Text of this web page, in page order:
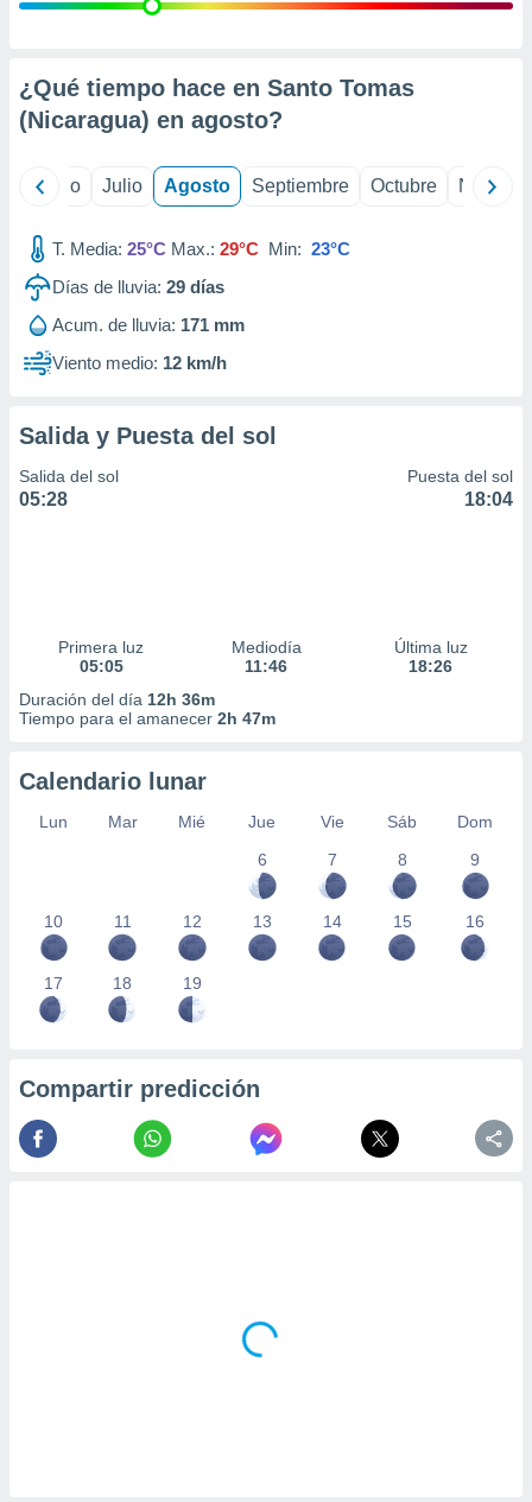
e
mediante
de
1199
¿Qué tiempo hace en Santo Tomas
(Nicaragua) en agosto?
Junio Julio Agosto Septiembre Octubre
T. Media: 25°C Max.: 29°C Min: 23°C
Días de lluvia: 29 días
Acum. de lluvia: 171 mm
Viento medio: 12 km/h
Salida y Puesta del sol
Salida del sol
05:28
Puesta del sol
18:04
Primera luz
05:05
Mediodía
11:46
Última luz
18:26
Duración del día 12h 36m
Tiempo para el amanecer 2h 47m
Calendario lunar
Lun Mar Mié Jue Vie Sáb
Dom
6
7 8 9
10 11 12 13 14 15 16
17 18 19
Compartir predicción